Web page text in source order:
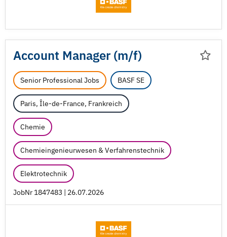
Account Manager (m/f)
Senior Professional Jobs BASF SE
Paris, Île-de-France, Frankreich
Chemie
Chemieingenieurwesen & Verfahrenstechnik
Elektrotechnik
JobNr 1847483 | 26.07.2026